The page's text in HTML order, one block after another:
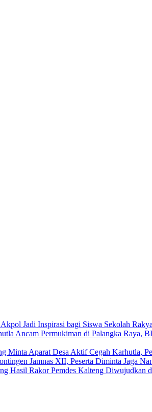
Jadi Inspirasi bagi Siswa Sekolah
Ancam Permukiman di Palangka Raya,
Minta Aparat Desa Aktif Cegah Karhutla,
Jamnas XII, Peserta Diminta Jaga
Hasil Rakor Pemdes Kalteng Diwujudkan